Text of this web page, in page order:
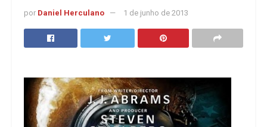
por Daniel Herculano 1 de junho de 2013